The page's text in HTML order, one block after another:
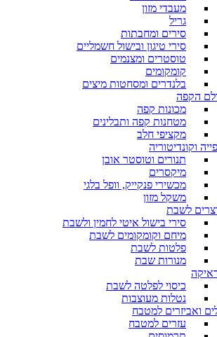
מעבדי מזון
גריל
סירים ומחבתות
סירי טיגון ובישול חשמליים
טוסטרים ומצנמים
קומקומים
בלנדרים ומסחטות מיצים
הקפה
מכונות קפה
מטחנות קפה ותבלינים
מקציפי חלב
וקונדיטוריה
תנורים וטוסטר אובן
מיקסרים
מכשירי פנקייק, וופל בלגי
משקל מזון
לשבת
סירי בישול איטי לחמין ולשבת
מיחם וקומקומים לשבת
פלטות לשבת
מנורות שבת
כיסוי לפלטה לשבת
נטלות מעוצבות
ואביזרים למטבח
עזרים למטבח